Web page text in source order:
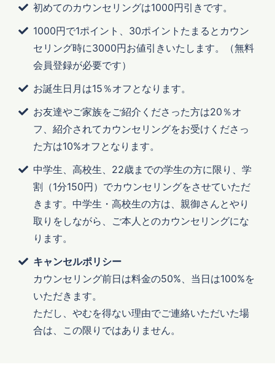
初めてのカウンセリングは1000円引きです。
1000円で1ポイント、30ポイントたまるとカウン
セリング時に3000円お値引きいたします。（無料
会員登録が必要です）
お誕生日月は15％オフとなります。
お友達やご家族をご紹介くださった方は20％オ
フ、紹介されてカウンセリングをお受けくださっ
た方は10%オフとなります。
中学生、高校生、22歳までの学生の方に限り、学
割（1分150円）でカウンセリングをさせていただ
きます。中学生・高校生の方は、親御さんとやり
取りをしながら、ご本人とのカウンセリングにな
ります。
キャンセルポリシー
カウンセリング前日は料金の50%、当日は100%を
いただきます。
ただし、やむを得ない理由でご連絡いただいた場
合は、この限りではありません。